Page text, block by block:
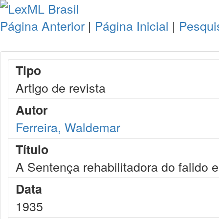
Página Anterior | Página Inicial |
Tipo
Artigo de revista
Autor
Ferreira, Waldemar
Título
A Sentença rehabilitadora do falido
Data
1935